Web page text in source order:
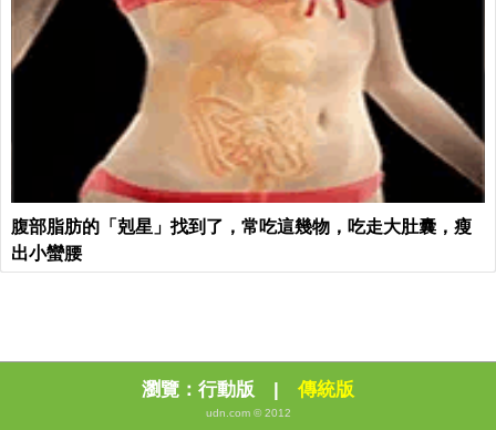
腹部脂肪的「剋星」找到了，常吃這幾物，吃走大肚囊，瘦
出小蠻腰
瀏覽： 行動版 傳統版
udn.com © 2012